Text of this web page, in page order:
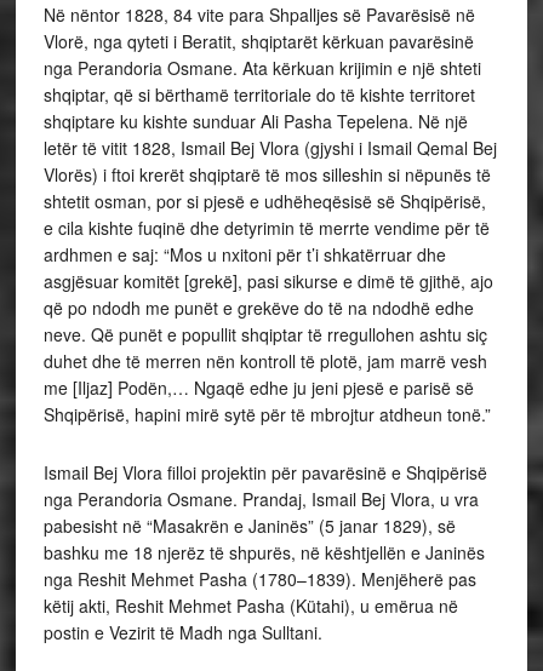
Në nëntor 1828, 84 vite para Shpalljes së Pavarësisë në
Vlorë, nga qyteti i Beratit, shqiptarët kërkuan pavarësinë
nga Perandoria Osmane. Ata kërkuan krijimin e një shteti
shqiptar, që si bërthamë territoriale do të kishte territoret
shqiptare ku kishte sunduar Ali Pasha Tepelena. Në një
letër të vitit 1828, Ismail Bej Vlora (gjyshi i Ismail Qemal Bej
Vlorës) i ftoi krerët shqiptarë të mos silleshin si nëpunës të
shtetit osman, por si pjesë e udhëheqësisë së Shqipërisë,
e cila kishte fuqinë dhe detyrimin të merrte vendime për të
ardhmen e saj: “Mos u nxitoni për t’i shkatërruar dhe
asgjësuar komitët [grekë], pasi sikurse e dimë të gjithë, ajo
që po ndodh me punët e grekëve do të na ndodhë edhe
neve. Që punët e popullit shqiptar të rregullohen ashtu siç
duhet dhe të merren nën kontroll të plotë, jam marrë vesh
me [Iljaz] Podën,… Ngaqë edhe ju jeni pjesë e parisë së
Shqipërisë, hapini mirë sytë për të mbrojtur atdheun tonë.”
Ismail Bej Vlora filloi projektin për pavarësinë e Shqipërisë
nga Perandoria Osmane. Prandaj, Ismail Bej Vlora, u vra
pabesisht në “Masakrën e Janinës” (5 janar 1829), së
bashku me 18 njerëz të shpurës, në kështjellën e Janinës
nga Reshit Mehmet Pasha (1780–1839). Menjëherë pas
këtij akti, Reshit Mehmet Pasha (Kütahi), u emërua në
postin e Vezirit të Madh nga Sulltani.